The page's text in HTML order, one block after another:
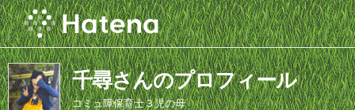
千尋さんのプロフィール
コミュ障保育士３児の母